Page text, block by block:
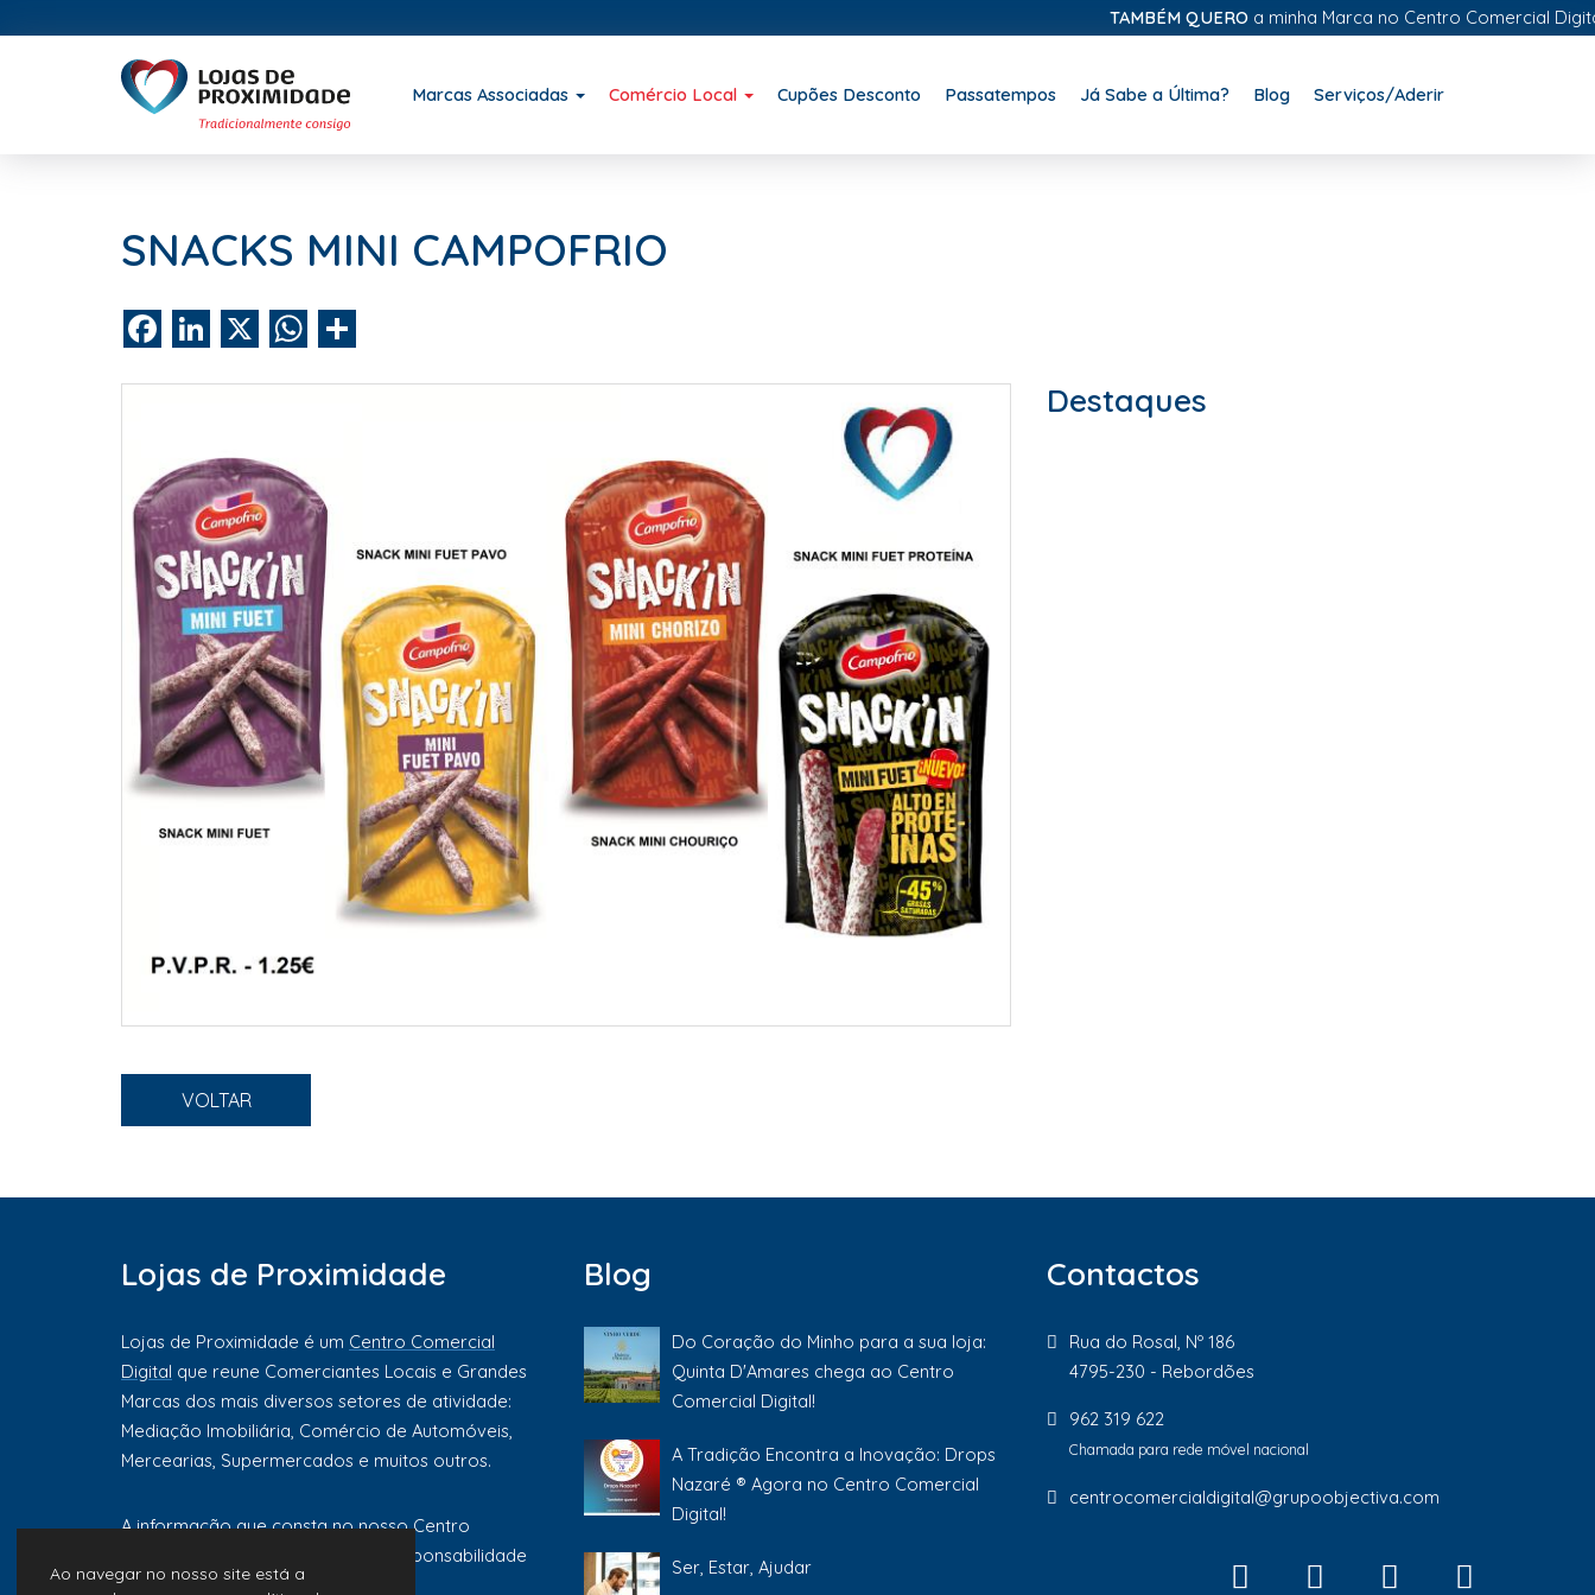
Ao navegar no nosso site está a
TAMBÉM QUEROa minha Marca no Centro Comercial Digital
Marcas Associadas Comércio Local Cupões Desconto Passatempos Já Sabe a Última? Blog Serviços/Aderir
SNACKS MINI CAMPOFRIO
FacebookLinkedIn WhatsApp
VOLTAR
Destaques
Lojas de Proximidade
Lojas de Proximidade é um Centro Comercial
Digital que reune Comerciantes Locais e Grandes
Marcas dos mais diversos setores de atividade:
Mediação Imobiliária, Comércio de Automóveis,
Mercearias, Supermercados e muitos outros.
A informação que consta no nosso Centro
Comercial Digital é da exclusiva responsabilidade
de cada comerciante ou marca.
Blog
Do Coração do Minho para a sua loja:
Quinta D'Amares chega ao Centro
Comercial Digital!
A Tradição Encontra a Inovação: Drops
Nazaré ® Agora no Centro Comercial
Digital!
Ser, Estar, Ajudar
Contactos
Rua do Rosal, Nº 186
4795-230 - Rebordões
962 319 622
Chamada para rede móvel nacional
centrocomercialdigital@grupoobjectiva.com